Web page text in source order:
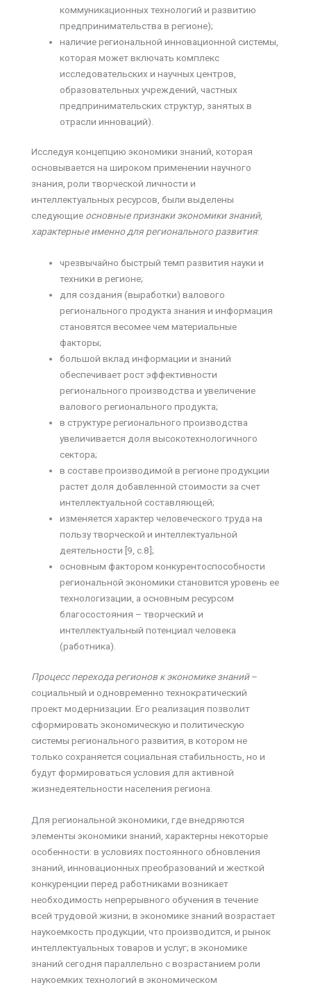
коммуникационных технологий и развитию
предпринимательства в регионе);
наличие региональной инновационной системы,
которая может включать комплекс
исследовательских и научных центров,
образовательных учреждений, частных
предпринимательских структур, занятых в
отрасли инноваций).
Исследуя концепцию экономики знаний, которая
основывается на широком применении научного
знания, роли творческой личности и
интеллектуальных ресурсов, были выделены
следующие основные признаки экономики знаний,
характерные именно для регионального развития:
чрезвычайно быстрый темп развития науки и
техники в регионе;
для создания (выработки) валового
регионального продукта знания и информация
становятся весомее чем материальные
факторы;
большой вклад информации и знаний
обеспечивает рост эффективности
регионального производства и увеличение
валового регионального продукта;
в структуре регионального производства
увеличивается доля высокотехнологичного
сектора;
в составе производимой в регионе продукции
растет доля добавленной стоимости за счет
интеллектуальной составляющей;
изменяется характер человеческого труда на
пользу творческой и интеллектуальной
деятельности [9, с.8];
основным фактором конкурентоспособности
региональной экономики становится уровень ее
технологизации, а основным ресурсом
благосостояния – творческий и
интеллектуальный потенциал человека
(работника).
Процесс перехода регионов к экономике знаний–
социальный и одновременно технократический
проект модернизации. Его реализация позволит
сформировать экономическую и политическую
системы регионального развития, в котором не
только сохраняется социальная стабильность, но и
будут формироваться условия для активной
жизнедеятельности населения региона.
Для региональной экономики, где внедряются
элементы экономики знаний, характерны некоторые
особенности: в условиях постоянного обновления
знаний, инновационных преобразований и жесткой
конкуренции перед работниками возникает
необходимость непрерывного обучения в течение
всей трудовой жизни; в экономике знаний возрастает
наукоемкость продукции, что производится, и рынок
интеллектуальных товаров и услуг; в экономике
знаний сегодня параллельно с возрастанием роли
наукоемких технологий в экономическом